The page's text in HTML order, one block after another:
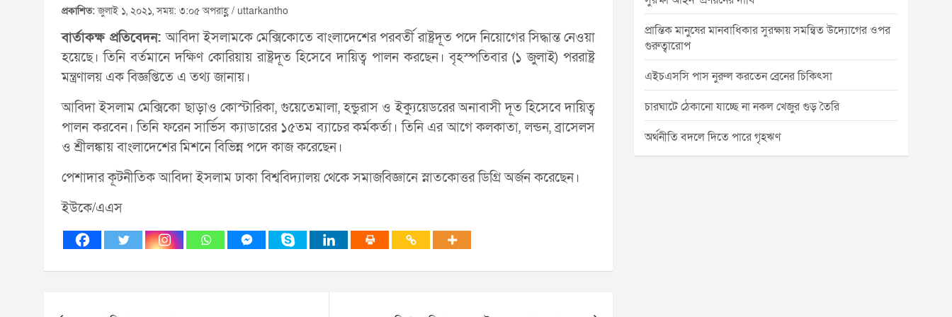
প্রকাশিত:জুলাই ১, ২০২১, সময়: ৩:০৫ অপরাহ্ণ / uttarkantho
বার্তাকক্ষ প্রতিবেদন:আবিদা ইসলামকে মেক্সিকোতে বাংলাদেশের পরবর্তী রাষ্ট্রদূত পদে নিয়োগের সিদ্ধান্ত নেওয়া
হয়েছে। তিনি বর্তমানে দক্ষিণ কোরিয়ায় রাষ্ট্রদূত হিসেবে দায়িত্ব পালন করছেন। বৃহস্পতিবার (১ জুলাই) পররাষ্ট্র
মন্ত্রণালয় এক বিজ্ঞপ্তিতে এ তথ্য জানায়।
আবিদা ইসলাম মেক্সিকো ছাড়াও কোস্টারিকা, গুয়েতেমালা, হন্ডুরাস ও ইক্যুয়েডরের অনাবাসী দূত হিসেবে দায়িত্ব
পালন করবেন। তিনি ফরেন সার্ভিস ক্যাডারের ১৫তম ব্যাচের কর্মকর্তা। তিনি এর আগে কলকাতা, লন্ডন, ব্রাসেলস
ও শ্রীলঙ্কায় বাংলাদেশের মিশনে বিভিন্ন পদে কাজ করেছেন।
পেশাদার কূটনীতিক আবিদা ইসলাম ঢাকা বিশ্ববিদ্যালয় থেকে সমাজবিজ্ঞানে স্নাতকোত্তর ডিগ্রি অর্জন করেছেন।
ইউকে/এএস
প্রান্তিক মানুষের মানবাধিকার সুরক্ষায় সমন্বিত উদ্যোগের ওপর
গুরুত্বারোপ
এইচএসসি পাস নুরুল করতেন ব্রেনের চিকিৎসা
চারঘাটে ঠেকানো যাচ্ছে না নকল খেজুর গুড় তৈরি
অর্থনীতি বদলে দিতে পারে গৃহঋণ